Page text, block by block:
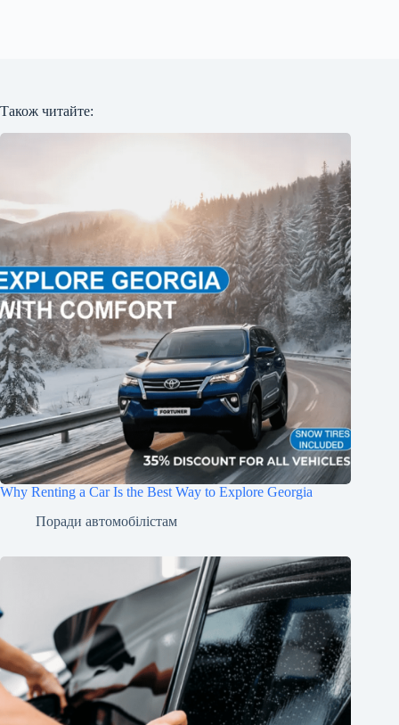
Також читайте:
Why Renting a Car Is the Best Way to Explore Georgia
Поради автомобілістам